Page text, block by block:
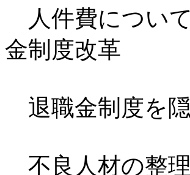
人件費につい
金制度改革
退職金制度を
不良人材の整